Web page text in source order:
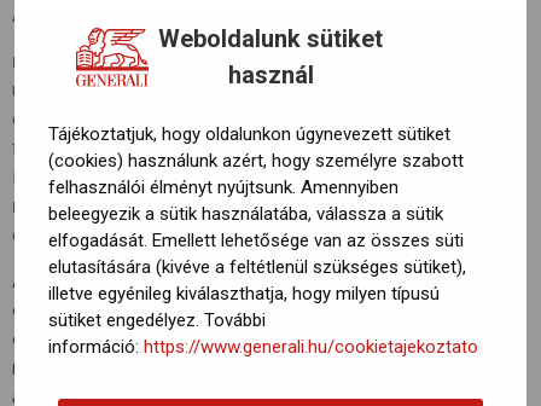
Weboldalunk sütiket
használ
Tájékoztatjuk, hogy oldalunkon úgynevezett sütiket
(cookies) használunk azért, hogy személyre szabott
felhasználói élményt nyújtsunk. Amennyiben
beleegyezik a sütik használatába, válassza a sütik
elfogadását. Emellett lehetősége van az összes süti
elutasítására (kivéve a feltétlenül szükséges sütiket),
illetve egyénileg kiválaszthatja, hogy milyen típusú
sütiket engedélyez. További
információ: https://www.generali.hu/cookietajekoztato
A lakosságtól azt kérik, hogy
ne használjanak személyautót
(főleg a dízelüzeműeket),
utazzanak közösségi közlekedéssel,
és mérsékeljék a szilárd (szén-, fa-) és olajtüzelésű
fűtőberendezések használatát.
Ha van lehetőség gázfűtésre, inkább azt használják,
ne égessenek hulladékot, műanyagokat,
és kerüljék a porképződéssel járó tevékenységeket.
Az Országos Meteorológiai Szolgálat légszennyezettségi
előrejelzésében korábban arra figyelmetetett, hogy az
északkeleti országrészben várhatóan továbbra is rossz
marad a levegő minősége.
átlagban nagy területen meghaladja az egészségügyi